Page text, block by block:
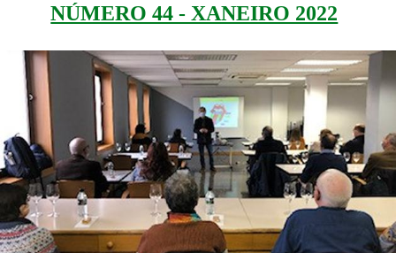
NÚMERO 44 - XANEIRO 2022